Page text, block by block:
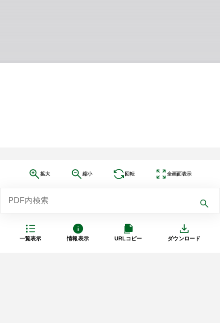
一覧表示 情報表示 URLコピー ダウンロード
拡大 縮小 回転 全画面表示